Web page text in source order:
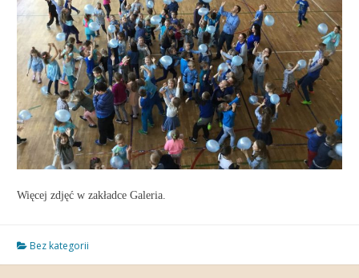
Więcej zdjęć w zakładce Galeria.
Bez kategorii